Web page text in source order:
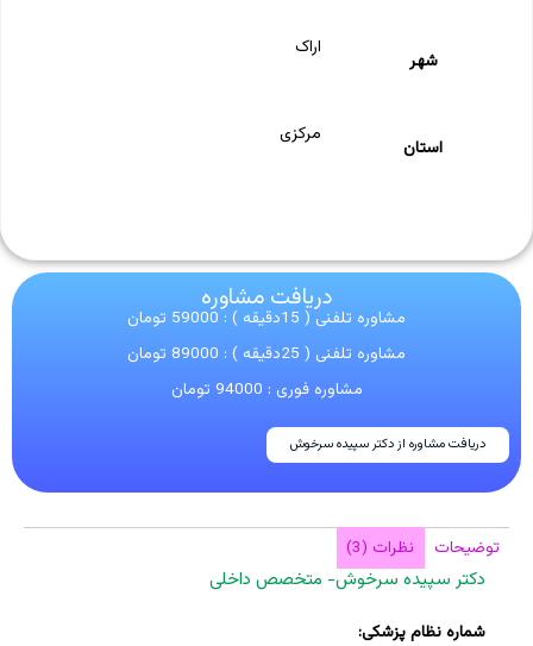
شهر
اراک
استان
مرکزی
دریافت مشاوره
مشاوره تلفنی ( 15دقیقه ) : 59000 تومان
مشاوره تلفنی ( 25دقیقه ) : 89000 تومان
مشاوره فوری : 94000 تومان
دریافت مشاوره از دکتر سپیده سرخوش
توضیحات نظرات (3)
دکتر سپیده سرخوش- متخصص داخلی
شماره نظام پزشکی: